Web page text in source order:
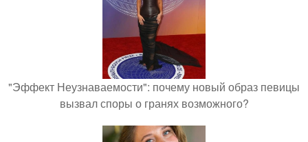
"Эффект Неузнаваемости": почему новый образ певицы
вызвал споры о гранях возможного?